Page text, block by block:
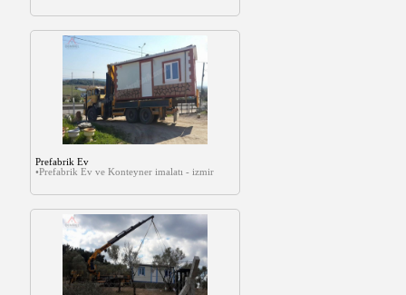
Prefabrik Ev
•Prefabrik Ev ve Konteyner imalatı - izmir